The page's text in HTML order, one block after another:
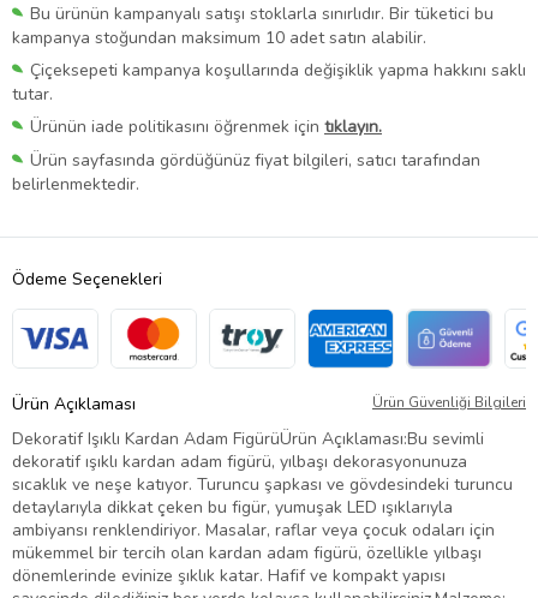
Bu ürünün kampanyalı satışı stoklarla sınırlıdır. Bir tüketici bu
kampanya stoğundan maksimum 10 adet satın alabilir.
Çiçeksepeti kampanya koşullarında değişiklik yapma hakkını saklı
tutar.
Ürünün iade politikasını öğrenmek için tıklayın.
Ürün sayfasında gördüğünüz fiyat bilgileri, satıcı tarafından
belirlenmektedir.
Ödeme Seçenekleri
Ürün Açıklaması Ürün Güvenliği Bilgileri
Dekoratif Işıklı Kardan Adam FigürüÜrün Açıklaması:Bu sevimli
dekoratif ışıklı kardan adam figürü, yılbaşı dekorasyonunuza
sıcaklık ve neşe katıyor. Turuncu şapkası ve gövdesindeki turuncu
detaylarıyla dikkat çeken bu figür, yumuşak LED ışıklarıyla
ambiyansı renklendiriyor. Masalar, raflar veya çocuk odaları için
mükemmel bir tercih olan kardan adam figürü, özellikle yılbaşı
dönemlerinde evinize şıklık katar. Hafif ve kompakt yapısı